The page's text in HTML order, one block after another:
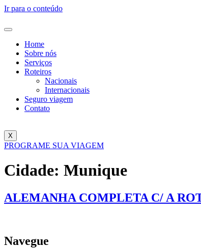
Ir para o conteúdo
Home
Sobre nós
Serviços
Roteiros
Nacionais
Internacionais
Seguro viagem
Contato
X
PROGRAME SUA VIAGEM
Cidade: Munique
ALEMANHA COMPLETA C/ A
Navegue